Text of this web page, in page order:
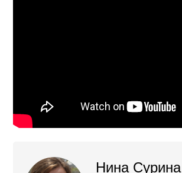
Нина Сурина